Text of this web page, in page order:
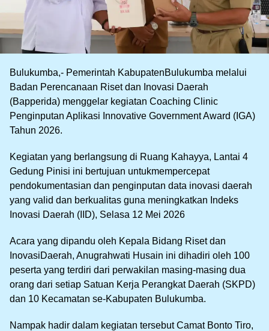
Bulukumba,- Pemerintah KabupatenBulukumba melalui
Badan Perencanaan Riset dan Inovasi Daerah
(Bapperida) menggelar kegiatan Coaching Clinic
Penginputan Aplikasi Innovative Government Award (IGA)
Tahun 2026.
Kegiatan yang berlangsung di Ruang Kahayya, Lantai 4
Gedung Pinisi ini bertujuan untukmempercepat
pendokumentasian dan penginputan data inovasi daerah
yang valid dan berkualitas guna meningkatkan Indeks
Inovasi Daerah (IID), Selasa 12 Mei 2026
Acara yang dipandu oleh Kepala Bidang Riset dan
InovasiDaerah, Anugrahwati Husain ini dihadiri oleh 100
peserta yang terdiri dari perwakilan masing-masing dua
orang dari setiap Satuan Kerja Perangkat Daerah (SKPD)
dan 10 Kecamatan se-Kabupaten Bulukumba.
Nampak hadir dalam kegiatan tersebut Camat Bonto Tiro,